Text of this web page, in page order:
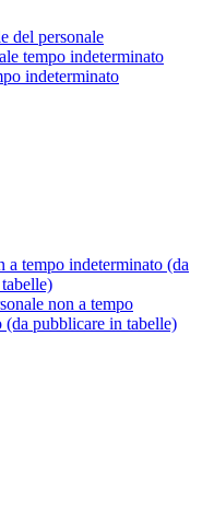
del personale
tempo indeterminato
indeterminato
a tempo indeterminato (da
non a tempo
(da pubblicare in tabelle)